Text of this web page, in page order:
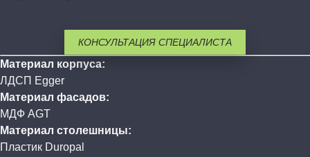
КОНСУЛЬТАЦИЯ СПЕЦИАЛИСТА
Материал корпуса:
ЛДСП Egger
Материал фасадов:
МДФ AGT
Материал столешницы:
Пластик Duropal